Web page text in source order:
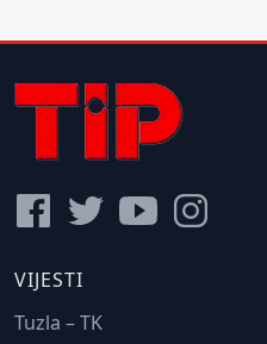
VIJESTI
Tuzla – TK